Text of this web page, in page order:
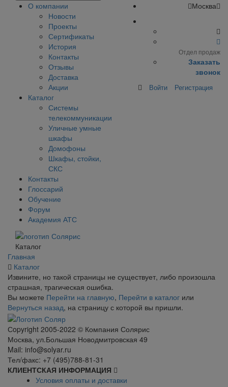
О компании
Новости
Проекты
Сертификаты
История
Контакты
Отзывы
Доставка
Акции
Каталог
Системы
телекоммуникации
Уличные умные
шкафы
Домофоны
Шкафы, стойки,
СКС
Контакты
Глоссарий
Обучение
Форум
Академия АТС
Москва
Отдел продаж
Заказать
звонок
Войти Регистрация
Каталог
Главная
Каталог
Извините, но такой страницы не существует, либо произошла
страшная, трагическая ошибка.
Вы можете Перейти на главную, Перейти в каталог или
Вернуться назад, на страницу с которой вы пришли.
Сopyright 2005-2022 © Компания Солярис
Москва, ул.Большая Новодмитровская 49
Mail: info@solyar.ru
Тел/факс: +7 (495)788-81-31
КЛИЕНТСКАЯ ИНФОРМАЦИЯ
Условия оплаты и доставки